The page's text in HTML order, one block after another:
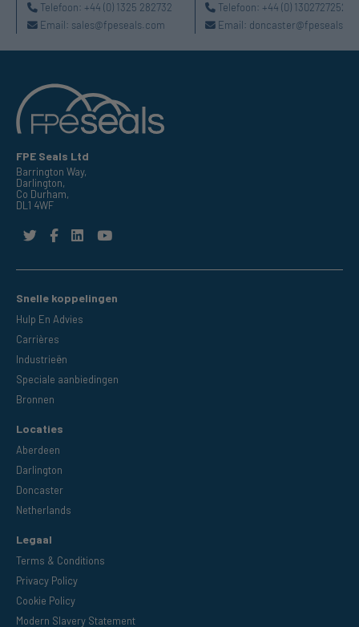
Telefoon: +44 (0) 1325 282732
Email: sales@fpeseals.com
Telefoon: +44 (0) 1302727252
Email:
FPE Seals Ltd
Barrington Way,
Darlington,
Co Durham,
DL1 4WF
Snelle koppelingen
Hulp En Advies
Carrières
Industrieën
Speciale aanbiedingen
Bronnen
Locaties
Aberdeen
Darlington
Doncaster
Netherlands
Legaal
Terms & Conditions
Privacy Policy
Cookie Policy
Modern Slavery Statement